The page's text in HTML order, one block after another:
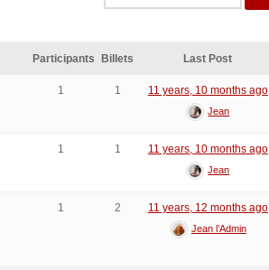
Participants Billets Last Post
1 1 11 years, 10 months ago
Jean
1 1 11 years, 10 months ago
Jean
1 2 11 years, 12 months ago
Jean l’Admin